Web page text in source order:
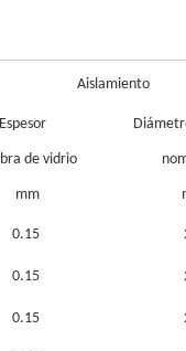
Aislamiento
Espesor
de vidrio
mm
0.15
0.15
0.15